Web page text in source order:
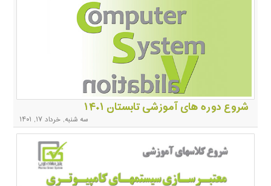
شروع دوره های آموزشی تابستان ۱۴۰۱
سه شنبه, خرداد ۱۷, ۱۴۰۱